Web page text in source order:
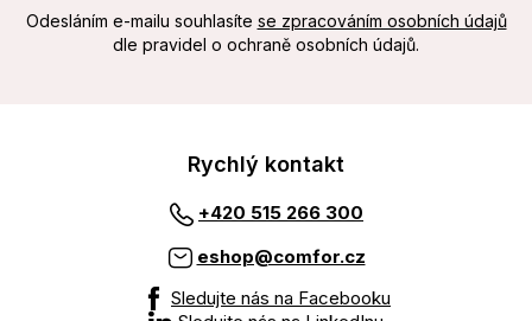
Odesláním e-mailu souhlasíte se zpracováním osobních údajů
dle pravidel o ochraně osobních údajů.
Rychlý kontakt
+420 515 266 300
eshop@comfor.cz
Sledujte nás na Facebooku